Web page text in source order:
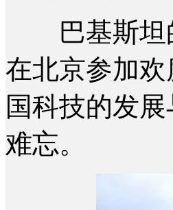
巴基斯坦的
在北京参加
国科技的发
难忘。